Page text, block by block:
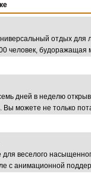
отдых для
человек, будоражащая
дней в неделю
Вы можете не только
для веселого
с анимационной